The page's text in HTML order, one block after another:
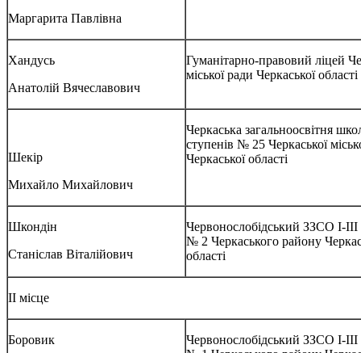
Маргарита Павлівна
Хандусь
Анатолій Вячеславович
Гуманітарно-правовий ліцей
міської ради Черкаської області
Шекір
Михайло Михайлович
Черкаська загальноосвітня
ступенів № 25 Черкаської
Черкаської області
Шкондін
Станіслав Віталійович
Червонослобідський ЗЗСО І-ІІІ
№ 2 Черкаського району
області
ІІ місце
Боровик
Червонослобідський ЗЗСО І-ІІІ